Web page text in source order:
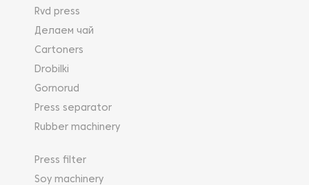
Rvd press
Делаем чай
Cartoners
Drobilki
Gornorud
Press separator
Rubber machinery
Press filter
Soy machinery